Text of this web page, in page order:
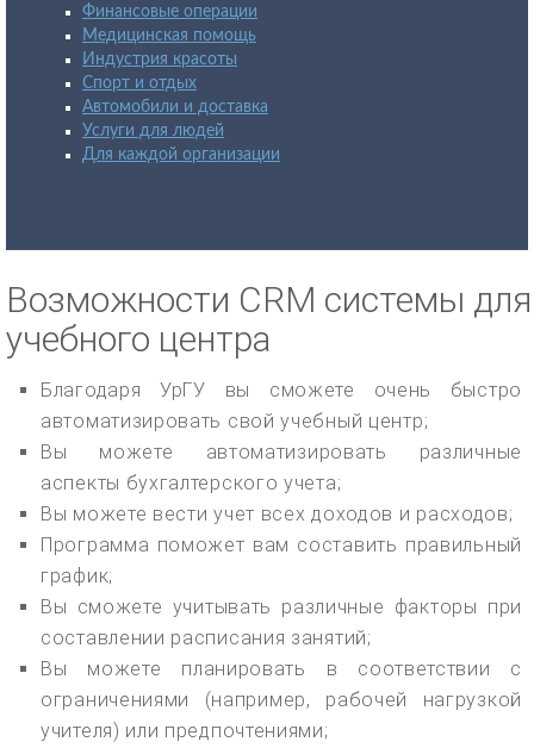
Финансовые операции
Медицинская помощь
Индустрия красоты
Спорт и отдых
Автомобили и доставка
Услуги для людей
Для каждой организации
Возможности CRM системы для
учебного центра
Благодаря УрГУ вы сможете очень быстро
автоматизировать свой учебный центр;
Вы можете автоматизировать различные
аспекты бухгалтерского учета;
Вы можете вести учет всех доходов и расходов;
Программа поможет вам составить правильный
график;
Вы сможете учитывать различные факторы при
составлении расписания занятий;
Вы можете планировать в соответствии с
ограничениями (например, рабочей нагрузкой
учителя) или предпочтениями;